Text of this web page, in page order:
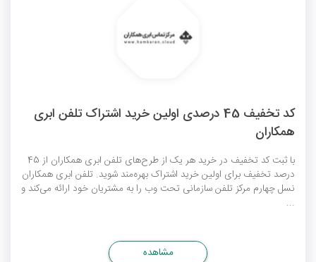
کد تخفیف 45 درصدی اولین خرید اشتراک تلفن ابری
همکاران
با ثبت کد تخفیف در خرید هر یک از طرح‌های تلفن ابری همکاران از 45
درصد تخفیف برای اولین خرید اشتراک بهره‌مند شوید. تلفن ابری همکاران
نسل چهارم مرکز تلفن سازمانی تحت وب را به مشتریان خود ارائه می‌کند و
...
مشاهده